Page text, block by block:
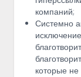
компаний;
Системно
которые